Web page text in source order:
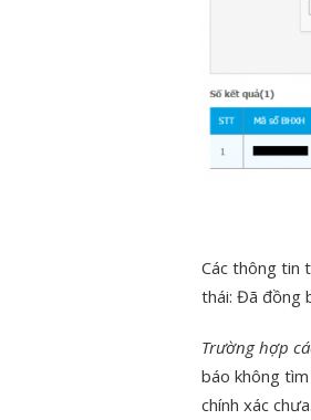
Các thông tin
thái: Đã đồng
Trường hợp
báo không
chính xác